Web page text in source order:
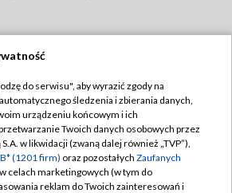
TVP
TVP
Regulamin TVP
Polityka prywatności
Moje zgody
do serwisu", aby wyrazić zgody na
śledzenia i zbierania danych,
urządzeniu końcowym i ich
Twoich danych osobowych przez
w likwidacji (zwaną dalej również „TVP”),
(1201 firm) oraz pozostałych Zaufanych
celach marketingowych (w tym do
reklam do Twoich zainteresowań i